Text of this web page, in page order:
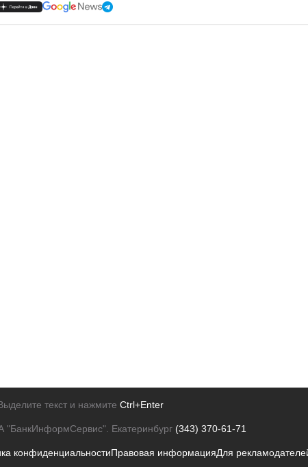
текст и нажмите Ctrl+Enter
"БанкИнформСервис". Екатеринбург (343) 370-61-71
конфиденциальностиПравовая информацияДля